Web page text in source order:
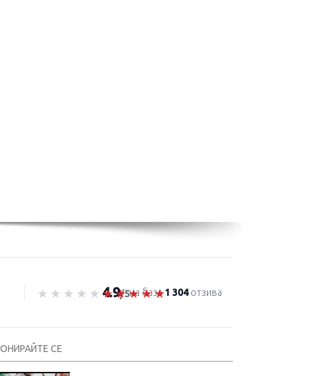
Оценка 4.9 от 5
4.9/5на база1 304отзива
СЕ